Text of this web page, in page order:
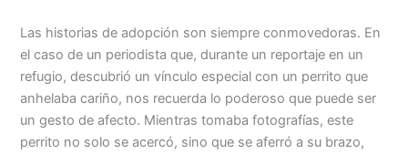
Las historias de adopción son siempre conmovedoras. En
el caso de un periodista que, durante un reportaje en un
refugio, descubrió un vínculo especial con un perrito que
anhelaba cariño, nos recuerda lo poderoso que puede ser
un gesto de afecto. Mientras tomaba fotografías, este
perrito no solo se acercó, sino que se aferró a su brazo,